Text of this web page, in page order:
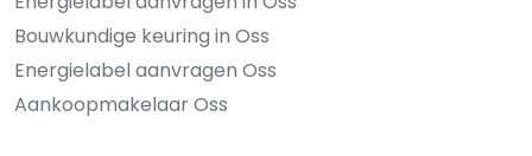
Bouwkundige keuring in Oss
Energielabel aanvragen Oss
Aankoopmakelaar Oss